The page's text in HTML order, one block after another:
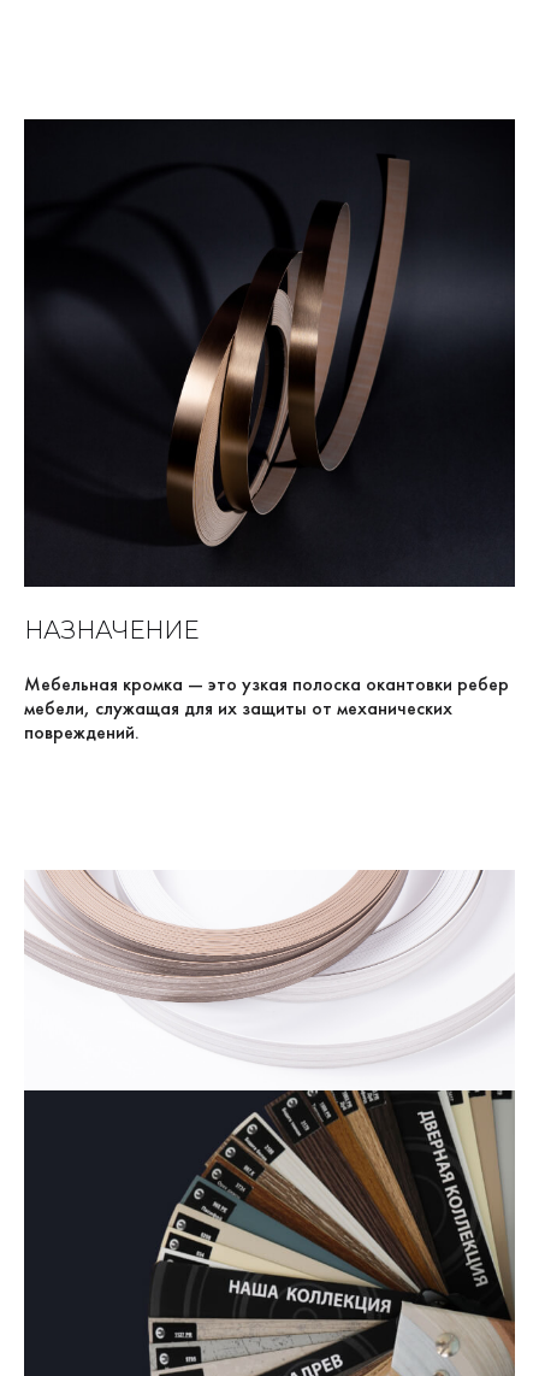
Для наших клиентов мы осуществляем поддерживаемую
складскую программу, которая включает в себя наличие
кромки разной толщины и ширины.
НАЗНАЧЕНИЕ
Мебельная кромка — это узкая полоска окантовки ребер
мебели, служащая для их защиты от механических
повреждений.
Она также выполняет роль декоративного элемента. Если
мебель изготовлена из ДСП, то кромка ПВХ будет
препятствовать эмиссии формальдегида.